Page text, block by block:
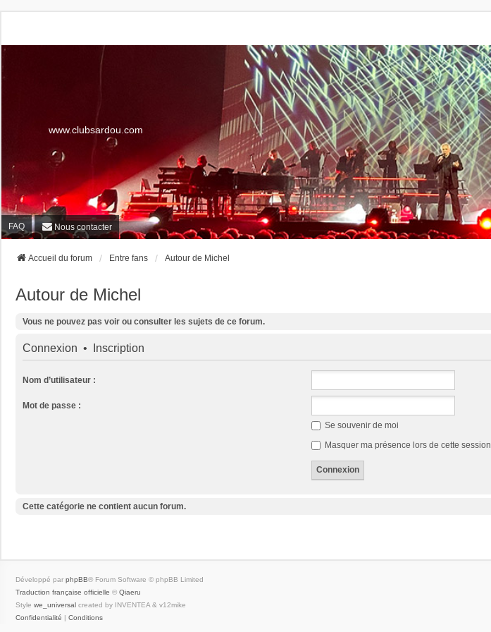
www.clubsardou.com
FAQ Nous contacter
Accueil du forum Entre fans Autour de Michel
Autour de Michel
Vous ne pouvez pas voir ou consulter les sujets de ce forum.
Connexion • Inscription
Nom d’utilisateur :
Mot de passe :
Se souvenir de moi
Masquer ma présence lors de cette session
Cette catégorie ne contient aucun forum.
Développé par phpBB® Forum Software © phpBB Limited
Traduction française officielle © Qiaeru
Style we_universal created by INVENTEA & v12mike
Confidentialité | Conditions